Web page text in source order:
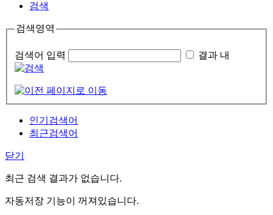
검색
검색영역
검색어 입력 결과 내
인기검색어
최근검색어
닫기
최근 검색 결과가 없습니다.
자동저장 기능이 꺼져있습니다.